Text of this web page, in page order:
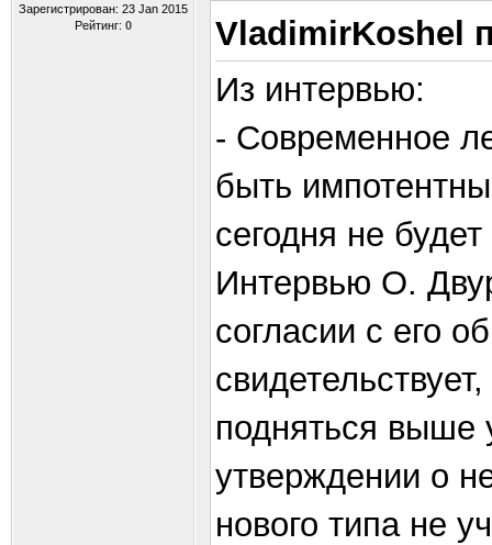
Зарегистрирован: 23 Jan 2015
Рейтинг: 0
VladimirKoshel
Из интервью:
- Современное
быть
сегодня не будет
Интервью О.
согласии с его
подняться выше
утверждении о
нового типа не